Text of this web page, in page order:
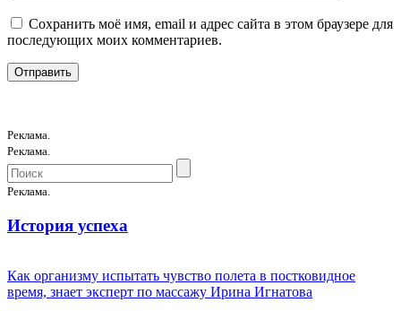
Сохранить моё имя, email и адрес сайта в этом браузере для
последующих моих комментариев.
Реклама.
Реклама.
Реклама.
История успеха
Как организму испытать чувство полета в постковидное
время, знает эксперт по массажу Ирина Игнатова